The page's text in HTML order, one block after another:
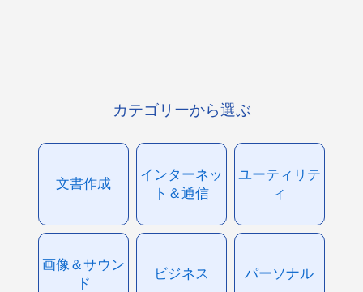
カテゴリーから選ぶ
文書作成
インターネッ
ト＆通信
ユーティリテ
ィ
画像＆サウン
ド
ビジネス パーソナル